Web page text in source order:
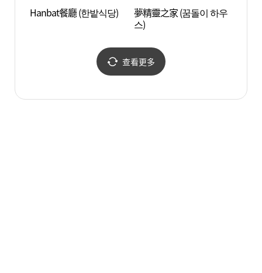
Hanbat餐廳 (한밭식당)
夢精靈之家 (꿈돌이 하우
스)
查看更多